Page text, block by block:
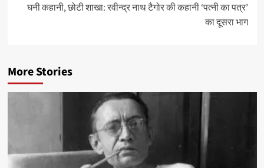
घनी कहानी, छोटी शाखा: रवीन्द्र नाथ टैगोर की कहानी ‘पत्नी का पत्र’
का दूसरा भाग
More Stories